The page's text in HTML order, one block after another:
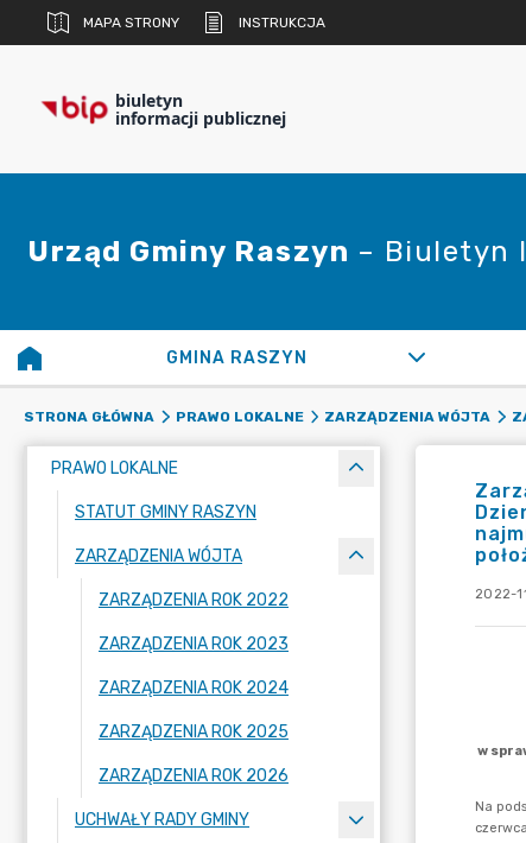
MAPA STRONY INSTRUKCJA
biuletyn
informacji publicznej
Urząd Gminy Raszyn – Biuletyn
GMINA RASZYN
STRONA GŁÓWNA PRAWO LOKALNE ZARZĄDZENIA WÓJTA
PRAWO LOKALNE
STATUT GMINY RASZYN
ZARZĄDZENIA WÓJTA
ZARZĄDZENIA ROK 2022
ZARZĄDZENIA ROK 2023
ZARZĄDZENIA ROK 2024
ZARZĄDZENIA ROK 2025
ZARZĄDZENIA ROK 2026
UCHWAŁY RADY GMINY
2022-